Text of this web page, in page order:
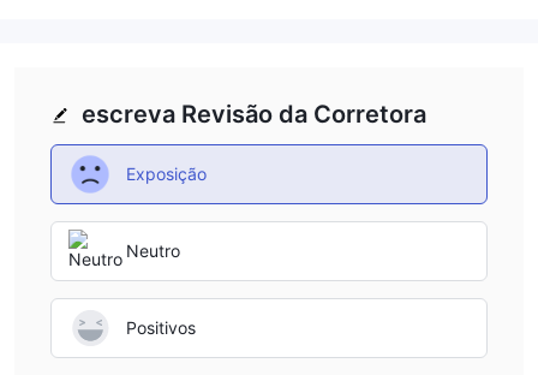
escreva Revisão da Corretora
Exposição
Neutro
Positivos